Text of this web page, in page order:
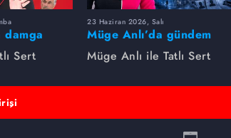
Sert
23 Haziran 2026, Salı
Müge Anlı’da gündem
sarsıldı! Kayıp dosyaları ve
aile ihanetleri herkesi şoke
Müge Anlı ile Tatlı Sert